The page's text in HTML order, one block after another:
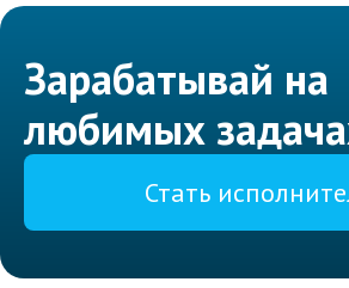
Зарабатывай на
любимых
Стать